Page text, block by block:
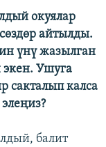
окуялар
айтылды.
үнү жазылган
экен. Ушуга
сакталып калса
балит